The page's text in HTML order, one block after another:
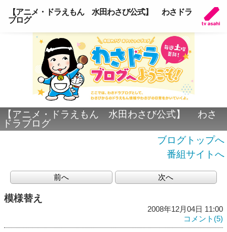
【アニメ・ドラえもん 水田わさび公式】 わさドラ
ブログ
【アニメ・ドラえもん 水田わさび公式】 わさ
ドラブログ
ブログトップへ
番組サイトへ
前へ 次へ
模様替え
2008年12月04日 11:00
コメント(5)